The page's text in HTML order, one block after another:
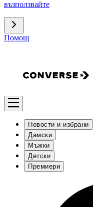
възползвайте
Помощ
Новости и избрани
Дамски
Мъжки
Детски
Премиери